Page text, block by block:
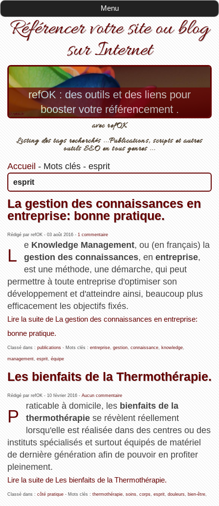
Menu
Référencer votre site ou blog
sur Internet
refOK : des outils et des liens pour
booster votre référencement .
avec refOK
Listing des tags recherchés ...Publications, scripts et autres
outils SEO en tous genres ...
Accueil - Mots clés- esprit
esprit
La gestion des connaissances en
entreprise: bonne pratique.
Rédigé par refOK - 03 août 2016- 1 commentaire
L
e Knowledge Management, ou (en français) la
gestion des connaissances, enentreprise,
est une méthode, une démarche, qui peut
permettre à toute entreprise d'optimiser son
développement et d'atteindre ainsi, beaucoup plus
efficacement les objectifs fixés.
Lire la suite de La gestion des connaissances en entreprise:
bonne pratique.
Classé dans : publications- Mots clés : entreprise, gestion, connaissance, knowledge,
management, esprit, équipe
Les bienfaits de la Thermothérapie.
Rédigé par refOK - 10 février 2016- Aucun commentaire
P
raticable à domicile, les bienfaits de la
thermothérapie se révèlent réellement
lorsqu'elle est réalisée dans des centres ou des
instituts spécialisés et surtout équipés de matériel
de dernière génération afin de pouvoir en profiter
pleinement.
Lire la suite de Les bienfaits de la Thermothérapie.
Classé dans : côté pratique- Mots clés : thermothérapie, soins, corps, esprit, douleurs, bien-être,